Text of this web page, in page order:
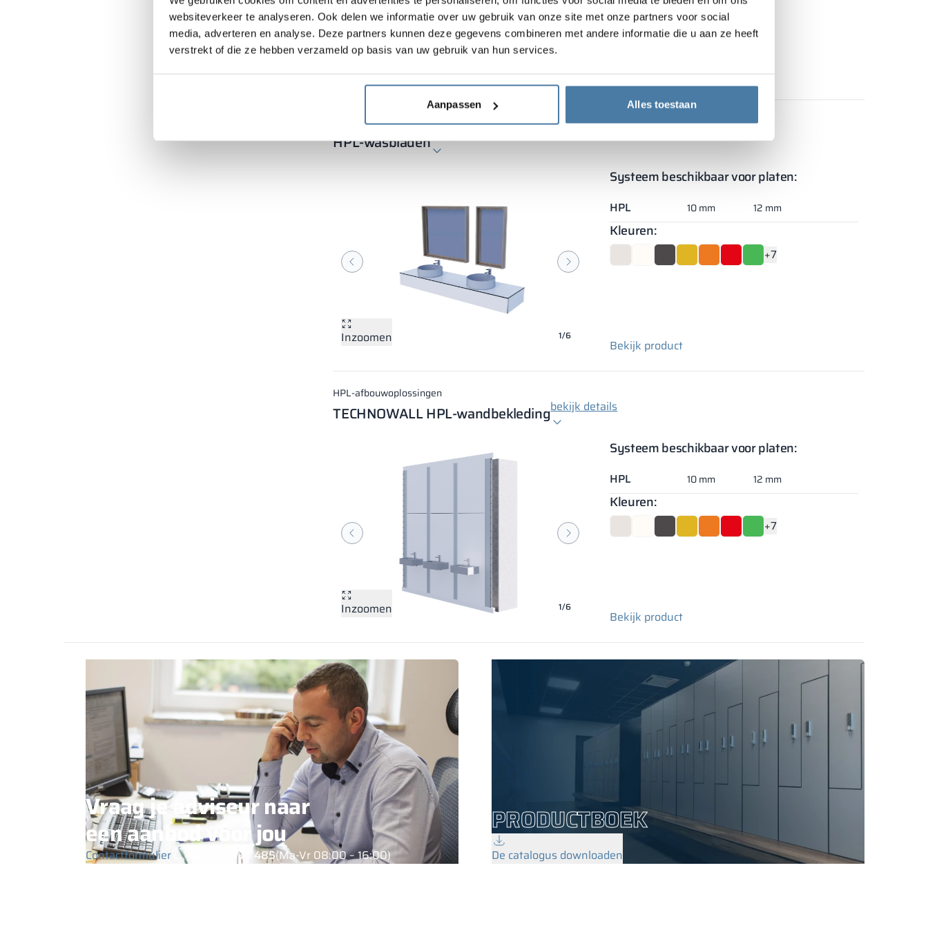
websiteverkeer te analyseren. Ook delen we informatie over uw gebruik van onze site met onze partners voor social
media, adverteren en analyse. Deze partners kunnen deze gegevens combineren met andere informatie die u aan ze heeft
verstrekt of die ze hebben verzameld op basis van uw gebruik van hun services.
Aanpassen Alles toestaan
Bekijk producten
HPL-afbouwoplossingen
HPL-wasbladen
1/6
Inzoomen
Inzoomen
Inzoomen
Inzoomen
Inzoomen
Inzoomen
Systeem beschikbaar voor platen:
HPL 10 mm 12 mm
Kleuren:
+7
Bekijk product
HPL-afbouwoplossingen
TECHNOWALL HPL-wandbekledingbekijk details
1/6
Inzoomen
Inzoomen
Inzoomen
Inzoomen
Inzoomen
Inzoomen
Systeem beschikbaar voor platen:
HPL 10 mm 12 mm
Kleuren:
+7
Bekijk product
Vraag je adviseur naar
een aanbod voor jou
Contactformulier +48 789 777 485(Ma-Vr 08:00 – 16:00)
PRODUCTBOEK
De catalogus downloaden